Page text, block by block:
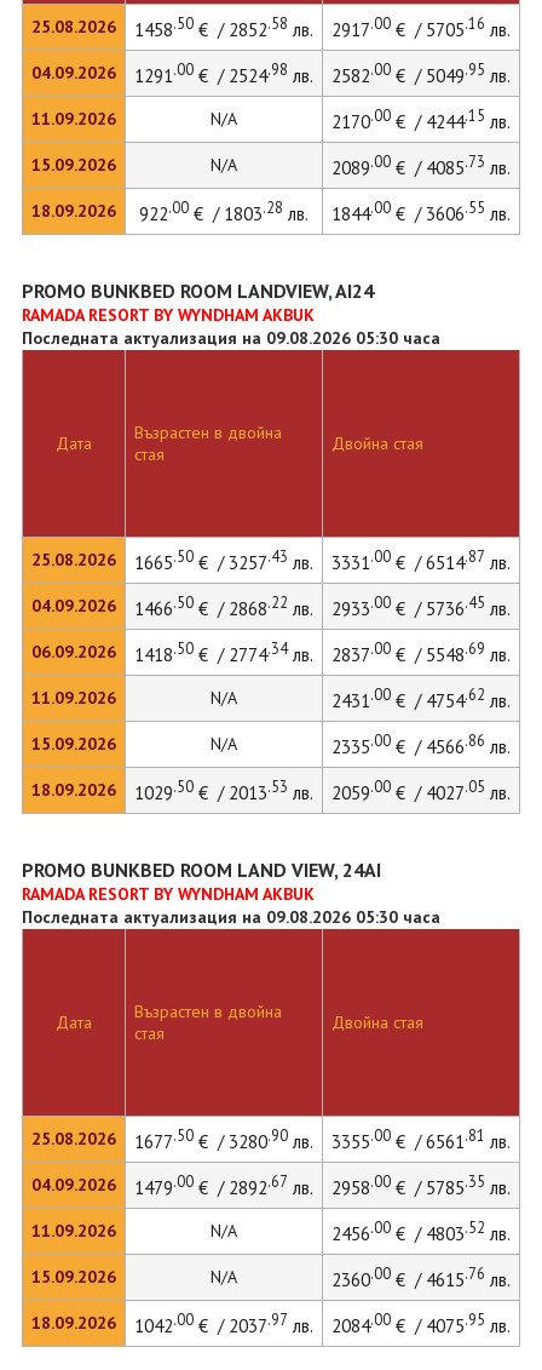
25.08.2026
04.09.2026
11.09.2026
15.09.2026
18.09.2026
1458.50€ / 2852.58 лв. 2917.00€ / 5705.16 лв.
1291.00€ / 2524.98 лв. 2582.00€ / 5049.95 лв.
N/A 2170.00€ / 4244.15 лв.
N/A 2089.00€ / 4085.73 лв.
922.00€ / 1803.28 лв. 1844.00€ / 3606.55 лв.
PROMO BUNKBED ROOM LANDVIEW, AI24
RAMADA RESORT BY WYNDHAM AKBUK
Последната актуализация на 09.08.2026 05:30 часа
Дата
25.08.2026
04.09.2026
06.09.2026
11.09.2026
15.09.2026
18.09.2026
Възрастен в двойна
стая
Двойна стая
1665.50€ / 3257.43 лв. 3331.00€ / 6514.87 лв.
1466.50€ / 2868.22 лв. 2933.00€ / 5736.45 лв.
1418.50€ / 2774.34лв. 2837.00€ / 5548.69 лв.
N/A 2431.00€ / 4754.62 лв.
N/A 2335.00€ / 4566.86 лв.
1029.50€ / 2013.53 лв. 2059.00€ / 4027.05 лв.
PROMO BUNKBED ROOM LAND VIEW, 24AI
RAMADA RESORT BY WYNDHAM AKBUK
Последната актуализация на 09.08.2026 05:30 часа
Дата
25.08.2026
04.09.2026
11.09.2026
15.09.2026
18.09.2026
Възрастен в двойна
стая
Двойна стая
1677.50€ / 3280.90лв. 3355.00€ / 6561.81 лв.
1479.00€ / 2892.67 лв. 2958.00€ / 5785.35 лв.
N/A 2456.00€ / 4803.52 лв.
N/A 2360.00€ / 4615.76 лв.
1042.00€ / 2037.97 лв. 2084.00€ / 4075.95 лв.